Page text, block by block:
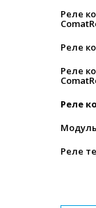
Реле
Реле
Реле
Реле
Реле